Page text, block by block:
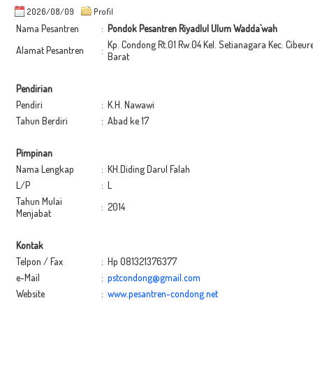
2026/08/09 Profil
Nama Pesantren : Pondok Pesantren Riyadlul Ulum Wadda`wah
Alamat Pesantren
: Kp. Condong Rt.01 Rw.04 Kel. Setianagara Kec.
Barat
Pendirian
Pendiri
: K.H. Nawawi
Tahun Berdiri
: Abad ke 17
Pimpinan
Nama Lengkap
: KH.Diding Darul Falah
L/P
: L
Tahun Mulai
Menjabat
: 2014
Kontak
Telpon / Fax
: Hp 081321376377
e-Mail
: pstcondong@gmail.com
Website
: www.pesantren-condong.net